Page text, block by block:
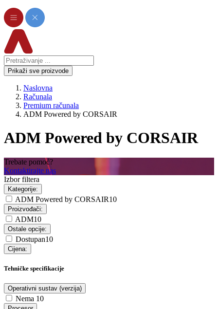
Prikaži sve proizvode
Naslovna
Računala
Premium računala
ADM Powered by CORSAIR
ADM Powered by CORSAIR
Trebate pomoć?
Kontaktirajte nas
Izbor filtera
Kategorije:
ADM Powered by CORSAIR10
Proizvođači:
ADM10
Ostale opcije:
Dostupan10
Cijena:
Tehničke specifikacije
Operativni sustav (verzija)
Nema 10